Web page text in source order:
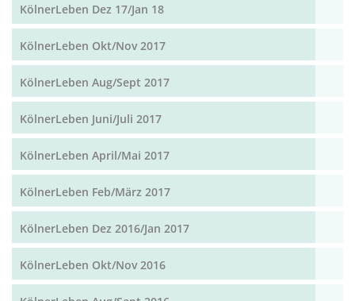
KölnerLeben Dez 17/Jan 18
KölnerLeben Okt/Nov 2017
KölnerLeben Aug/Sept 2017
KölnerLeben Juni/Juli 2017
KölnerLeben April/Mai 2017
KölnerLeben Feb/März 2017
KölnerLeben Dez 2016/Jan 2017
KölnerLeben Okt/Nov 2016